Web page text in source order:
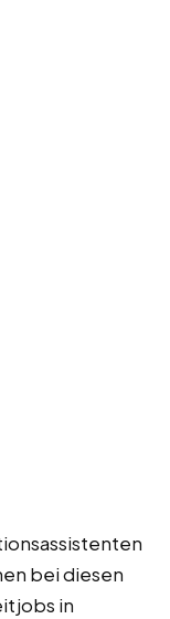
bei diesen
in